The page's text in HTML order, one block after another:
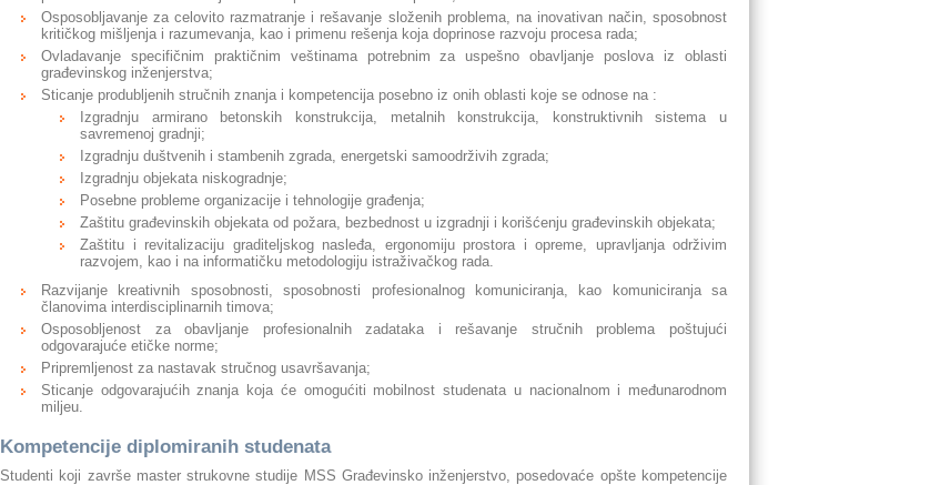
Osposobljavanje za celovito razmatranje i rešavanje složenih problema, na inovativan način, sposobnost
kritičkog mišljenja i razumevanja, kao i primenu rešenja koja doprinose razvoju procesa rada;
Ovladavanje specifičnim praktičnim veštinama potrebnim za uspešno obavljanje poslova iz oblasti
građevinskog inženjerstva;
Sticanje produbljenih stručnih znanja i kompetencija posebno iz onih oblasti koje se odnose na :
Izgradnju armirano betonskih konstrukcija, metalnih konstrukcija, konstruktivnih sistema u
savremenoj gradnji;
Izgradnju duštvenih i stambenih zgrada, energetski samoodrživih zgrada;
Izgradnju objekata niskogradnje;
Posebne probleme organizacije i tehnologije građenja;
Zaštitu građevinskih objekata od požara, bezbednost u izgradnji i korišćenju građevinskih objekata;
Zaštitu i revitalizaciju graditeljskog nasleđa, ergonomiju prostora i opreme, upravljanja održivim
razvojem, kao i na informatičku metodologiju istraživačkog rada.
Razvijanje kreativnih sposobnosti, sposobnosti profesionalnog komuniciranja, kao komuniciranja sa
članovima interdisciplinarnih timova;
Osposobljenost za obavljanje profesionalnih zadataka i rešavanje stručnih problema poštujući
odgovarajuće etičke norme;
Pripremljenost za nastavak stručnog usavršavanja;
Sticanje odgovarajućih znanja koja će omogućiti mobilnost studenata u nacionalnom i međunarodnom
miljeu.
Kompetencije diplomiranih studenata
Studenti koji završe master strukovne studije MSS Građevinsko inženjerstvo, posedovaće opšte kompetencije